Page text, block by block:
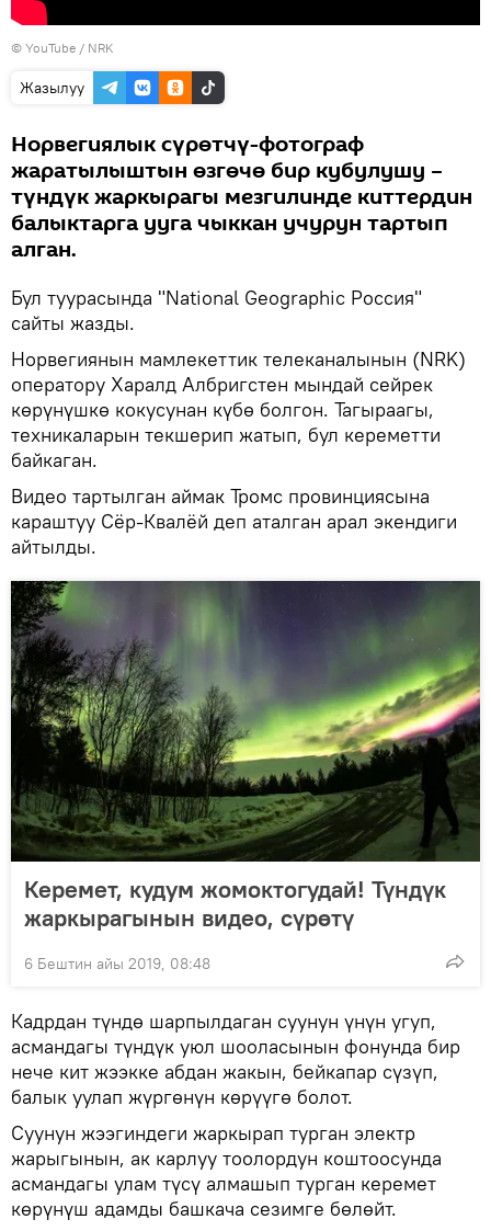
© YouTube / NRK
Жазылуу
Норвегиялык сүрөтчү-фотограф
жаратылыштын өзгөчө бир кубулушу –
түндүк жаркырагы мезгилинде киттердин
балыктарга ууга чыккан учурун тартып
алган.
Бул туурасында "National Geographic Россия"
сайты жазды.
Норвегиянын мамлекеттик телеканалынын (NRK)
оператору Харалд Албригстен мындай сейрек
көрүнүшкө кокусунан күбө болгон. Тагыраагы,
техникаларын текшерип жатып, бул кереметти
байкаган.
Видео тартылган аймак Тромс провинциясына
караштуу Сёр-Квалёй деп аталган арал экендиги
айтылды.
Керемет, кудум жомоктогудай! Түндүк
жаркырагынын видео, сүрөтү
6 Бештин айы 2019, 08:48
Кадрдан түндө шарпылдаган суунун үнүн угуп,
асмандагы түндүк уюл шооласынын фонунда бир
нече кит жээкке абдан жакын, бейкапар сүзүп,
балык уулап жүргөнүн көрүүгө болот.
Суунун жээгиндеги жаркырап турган электр
жарыгынын, ак карлуу тоолордун коштоосунда
асмандагы улам түсү алмашып турган керемет
көрүнүш адамды башкача сезимге бөлөйт.